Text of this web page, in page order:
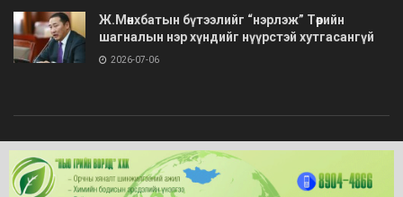
Ж.Мөнхбатын бүтээлийг “нэрлэж” Төрийн
шагналын нэр хүндийг нүүрстэй хутгасангүй
2026-07-06
© 2020 Barimt.com- Зохиогчийн эрх хуулиар хамгаалагдсан. Загварыг
ONLINE MEDIA LLC.